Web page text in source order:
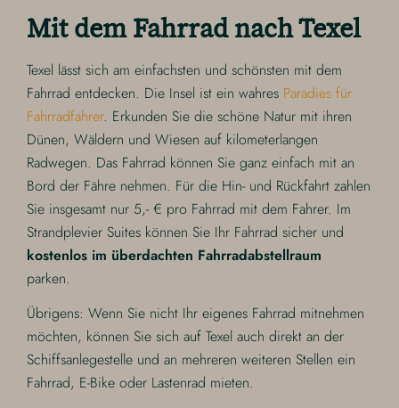
Mit dem Fahrrad nach Texel
Texel lässt sich am einfachsten und schönsten mit dem
Fahrrad entdecken. Die Insel ist ein wahres Paradies für
Fahrradfahrer. Erkunden Sie die schöne Natur mit ihren
Dünen, Wäldern und Wiesen auf kilometerlangen
Radwegen. Das Fahrrad können Sie ganz einfach mit an
Bord der Fähre nehmen. Für die Hin- und Rückfahrt zahlen
Sie insgesamt nur 5,- € pro Fahrrad mit dem Fahrer. Im
Strandplevier Suites können Sie Ihr Fahrrad sicher und
kostenlos im überdachten Fahrradabstellraum
parken.
Übrigens: Wenn Sie nicht Ihr eigenes Fahrrad mitnehmen
möchten, können Sie sich auf Texel auch direkt an der
Schiffsanlegestelle und an mehreren weiteren Stellen ein
Fahrrad, E-Bike oder Lastenrad mieten.